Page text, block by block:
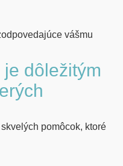
vášmu
dôležitým
pomôcok, ktoré